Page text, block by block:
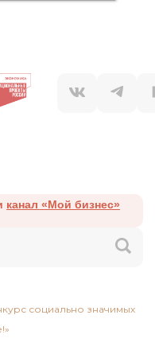
канал «Мой бизнес»
социально значимых